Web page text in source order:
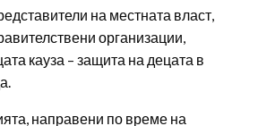
на местната власт,
организации,
кауза – защита на децата в
направени по време на